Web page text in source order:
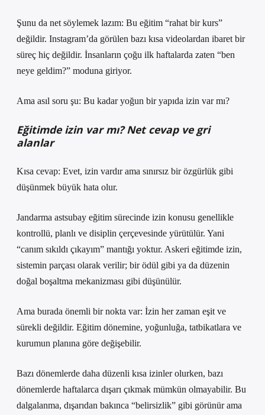
Şunu da net söylemek lazım: Bu eğitim “rahat bir kurs”
değildir. Instagram’da görülen bazı kısa videolardan ibaret bir
süreç hiç değildir. İnsanların çoğu ilk haftalarda zaten “ben
neye geldim?” moduna giriyor.
Ama asıl soru şu: Bu kadar yoğun bir yapıda izin var mı?
Eğitimde izin var mı? Net cevap ve gri
alanlar
Kısa cevap: Evet, izin vardır ama sınırsız bir özgürlük gibi
düşünmek büyük hata olur.
Jandarma astsubay eğitim sürecinde izin konusu genellikle
kontrollü, planlı ve disiplin çerçevesinde yürütülür. Yani
“canım sıkıldı çıkayım” mantığı yoktur. Askeri eğitimde izin,
sistemin parçası olarak verilir; bir ödül gibi ya da düzenin
doğal boşaltma mekanizması gibi düşünülür.
Ama burada önemli bir nokta var: İzin her zaman eşit ve
sürekli değildir. Eğitim dönemine, yoğunluğa, tatbikatlara ve
kurumun planına göre değişebilir.
Bazı dönemlerde daha düzenli kısa izinler olurken, bazı
dönemlerde haftalarca dışarı çıkmak mümkün olmayabilir. Bu
dalgalanma, dışarıdan bakınca “belirsizlik” gibi görünür ama